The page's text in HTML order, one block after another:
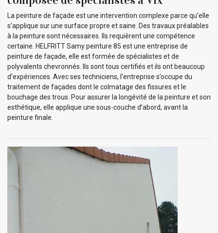
La peinture de façade est une intervention complexe parce qu’elle
s’applique sur une surface propre et saine. Des travaux préalables
à la peinture sont nécessaires. Ils requièrent une compétence
certaine. HELFRITT Samy peinture 85 est une entreprise de
peinture de façade, elle est formée de spécialistes et de
polyvalents chevronnés. Ils sont tous certifiés et ils ont beaucoup
d’expériences. Avec ses techniciens, l’entreprise s’occupe du
traitement de façades dont le colmatage des fissures et le
bouchage des trous. Pour assurer la longévité de la peinture et son
esthétique, elle applique une sous-couche d’abord, avant la
peinture finale.